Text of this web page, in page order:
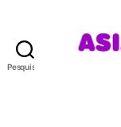
Pesquisar